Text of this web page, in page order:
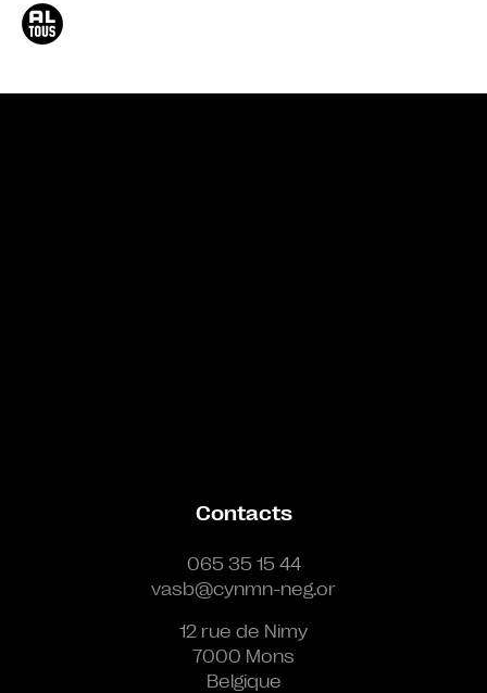
Contacts
065 35 15 44
vasb@cynmn-neg.or
12 rue de Nimy
7000 Mons
Belgique